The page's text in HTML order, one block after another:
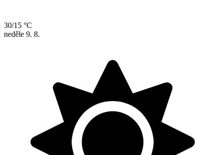
30/15 °C
neděle 9. 8.